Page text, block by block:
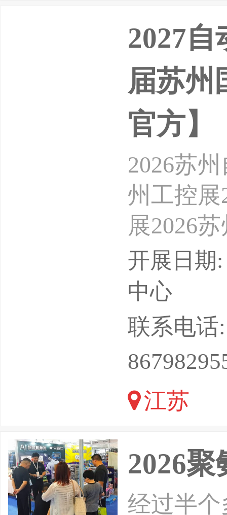
企业，
2027自
届苏州
官方】
2026苏
州工控展
展2026
6苏州机
造展
6智能仓
器人展览
开展日期
中心
联系电话
江苏
2026
经过半